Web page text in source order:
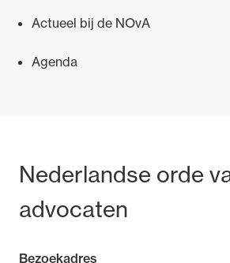
Actueel bij de NOvA
Agenda
Bezoek- en
Nederlandse orde
advocaten
Bezoekadres